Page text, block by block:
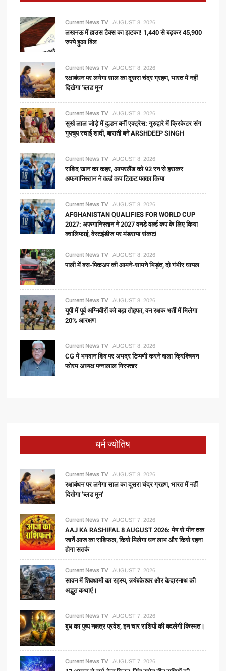
Current News TV AUGUST 8, 2026
लखनऊ में हाउस टैक्स का झटका! 1,440 से बढ़कर 45,900
रुपये हुआ बिल
Current News TV AUGUST 8, 2026
रक्षाबंधन पर लगेगा साल का दूसरा चंद्र ग्रहण, भारत में नहीं
दिखेगा ‘ब्लड मून’
Current News TV AUGUST 8, 2026
सुर्ख लाल जोड़े में दुल्हन बनीं एक्ट्रेस: गुरुद्वारे में क्रिकेटर संग
गुपचुप रचाई शादी, बाराती बने ARSHDEEP SINGH
Current News TV AUGUST 8, 2026
राशिद खान का कहर, आयरलैंड को 92 रन से हराकर
अफगानिस्तान ने वर्ल्ड कप टिकट पक्का किया
Current News TV AUGUST 8, 2026
AFGHANISTAN QUALIFIES FOR WORLD CUP
2027: अफगानिस्तान ने 2027 वनडे वर्ल्ड कप के लिए किया
क्वालिफाई, वेस्टइंडीज पर मंडराया संकट!
Current News TV AUGUST 8, 2026
पाली में बस-पिकअप की आमने-सामने भिड़ंत, दो गंभीर घायल
Current News TV AUGUST 8, 2026
यूपी में पूर्व अग्निवीरों को बड़ा तोहफा, वन रक्षक भर्ती में मिलेगा
20% आरक्षण
Current News TV AUGUST 8, 2026
CG में भगवान शिव पर अभद्र टिप्पणी करने वाला क्रिश्चियन
फोरम अध्यक्ष पन्नालाल गिरफ्तार
धर्म ज्योतिष
Current News TV AUGUST 8, 2026
रक्षाबंधन पर लगेगा साल का दूसरा चंद्र ग्रहण, भारत में नहीं
दिखेगा ‘ब्लड मून’
Current News TV AUGUST 7, 2026
AAJ KA RASHIFAL 8 AUGUST 2026: मेष से मीन तक
जानें आज का राशिफल, किसे मिलेगा धन लाभ और किसे रहना
होगा सतर्क
Current News TV AUGUST 7, 2026
सावन में शिवधामों का रहस्य, त्र्यंबकेश्वर और केदारनाथ की
अद्भुत कथाएं।
Current News TV AUGUST 7, 2026
बुध का पुष्य नक्षत्र प्रवेश, इन चार राशियों की बदलेगी किस्मत।
Current News TV AUGUST 7, 2026